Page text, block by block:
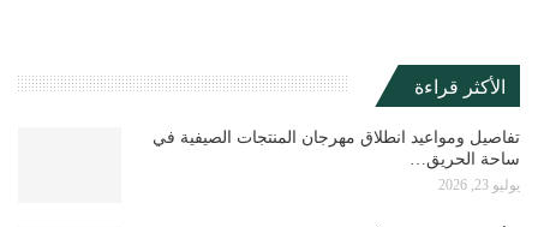
الأكثر قراءة
تفاصيل ومواعيد انطلاق مهرجان المنتجات الصيفية في
ساحة الحريق…
يوليو 23, 2026